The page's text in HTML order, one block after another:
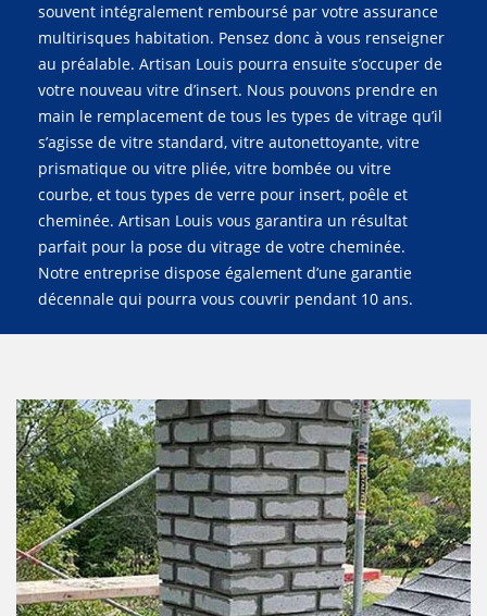
souvent intégralement remboursé par votre assurance
multirisques habitation. Pensez donc à vous renseigner
au préalable. Artisan Louis pourra ensuite s’occuper de
votre nouveau vitre d’insert. Nous pouvons prendre en
main le remplacement de tous les types de vitrage qu’il
s’agisse de vitre standard, vitre autonettoyante, vitre
prismatique ou vitre pliée, vitre bombée ou vitre
courbe, et tous types de verre pour insert, poêle et
cheminée. Artisan Louis vous garantira un résultat
parfait pour la pose du vitrage de votre cheminée.
Notre entreprise dispose également d’une garantie
décennale qui pourra vous couvrir pendant 10 ans.